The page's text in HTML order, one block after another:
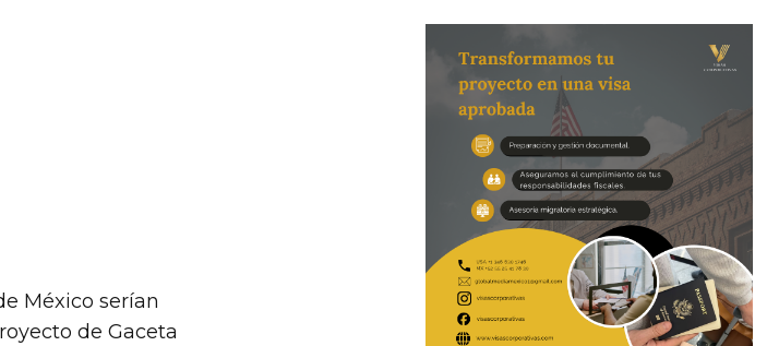
México serían
de Gaceta